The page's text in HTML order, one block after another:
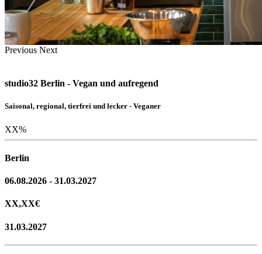
Previous Next
studio32 Berlin - Vegan und aufregend
Saisonal, regional, tierfrei und lecker - Veganer
XX%
Berlin
06.08.2026 - 31.03.2027
XX,XX€
31.03.2027